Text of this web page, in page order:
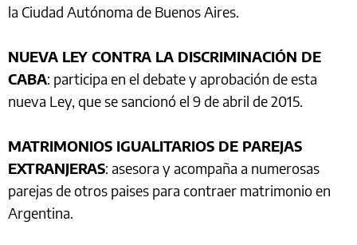
la Ciudad Autónoma de Buenos Aires.
NUEVA LEY CONTRA LA DISCRIMINACIÓN DE
CABA: participa en el debate y aprobación de esta
nueva Ley, que se sancionó el 9 de abril de 2015.
MATRIMONIOS IGUALITARIOS DE PAREJAS
EXTRANJERAS: asesora y acompaña a numerosas
parejas de otros paises para contraer matrimonio en
Argentina.